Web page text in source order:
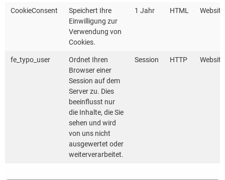
Gasnetzen vor Ort, um bis 2050 den Gebäudebestand
möglichst klimaneutral mit Wärme versorgen zu
können. Das sieht auch die Landesregierung so. Sie
will das Klimaschutzgesetz entsprechend novellieren
und die kommunale Wärmeplanung für Stadtkreise
und Große Kreisstädte in Baden-Württemberg
verpflichtend einführen.
Kommunen, die in der kommunalen Wärmeplanung
bereits heute einen Schritt voraus sein wollen, sind
beim Workshop am 1. Oktober in Karlsruhe genau
richtig. Hier finden sie die passenden
CookieConsent
Speichert Ihre
Einwilligung zur
Verwendung von
Cookies.
1 Jahr HTML Website
fe_typo_user
Ordnet Ihren
Browser einer
Session auf dem
Server zu. Dies
beeinflusst nur
die Inhalte, die Sie
sehen und wird
von uns nicht
ausgewertet oder
weiterverarbeitet.
Session HTTP Website